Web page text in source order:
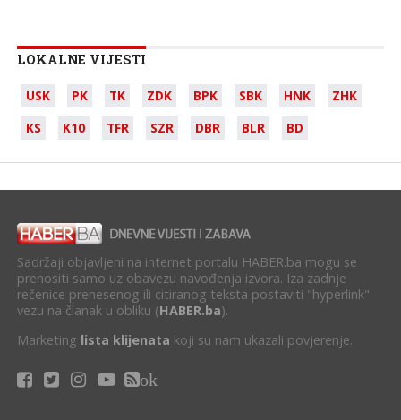
LOKALNE VIJESTI
USK PK TK ZDK BPK SBK HNK
ZHK
KS
K10 TFR SZR DBR BLR BD
Sadržaji objavljeni na internet portalu HABER.ba mogu se
prenositi samo uz obavezu navođenja izvora. Iza zadnje
rečenice prenesenog ili citiranog teksta postaviti "hyperlink"
vezu na članak u obliku (HABER.ba).
Marketing lista klijenata koji su nam ukazali povjerenje.
ok